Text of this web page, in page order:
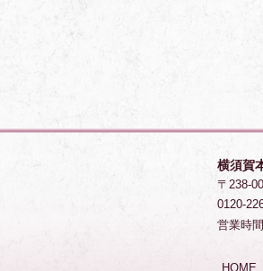
横須賀
〒238-
0120-
営業時
HOME